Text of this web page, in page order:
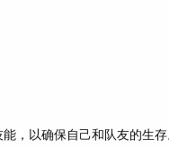
，以确保自己和队友的生